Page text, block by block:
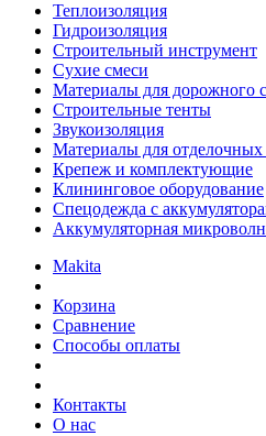
Теплоизоляция
Гидроизоляция
Строительный инструмент
Сухие смеси
Материалы для дорожного
Строительные тенты
Звукоизоляция
Материалы для отделочных
Крепеж и комплектующие
Клининговое оборудование
Спецодежда с
Аккумуляторная
Makita
Корзина
Сравнение
Способы оплаты
Контакты
О нас